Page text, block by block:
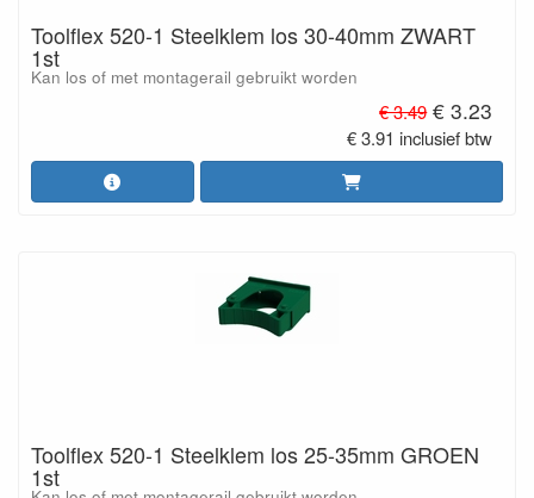
Toolflex 520-1 Steelklem los 30-40mm ZWART
1st
Kan los of met montagerail gebruikt worden
€ 3.49 € 3.23
€ 3.91 inclusief btw
Toolflex 520-1 Steelklem los 25-35mm GROEN
1st